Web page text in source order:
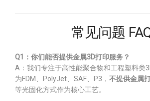
常见问题
Q1：你们能否提供金属3D打印服务？
A：我们专注于高性能聚合物和工程塑料类
为FDM、PolyJet、SAF、P3， 不提供金属
等光固化方式作为核心工艺。